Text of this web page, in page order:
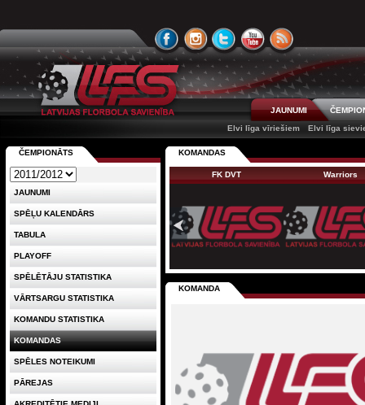
JAUNUMI
Elvi līga vīriešiem
Elvi līga
KOMANDAS
FK DVT Warriors
KOMANDA
ČEMPIONĀTS
JAUNUMI
SPĒĻU KALENDĀRS
TABULA
PLAYOFF
SPĒLĒTĀJU STATISTIKA
VĀRTSARGU STATISTIKA
KOMANDU STATISTIKA
KOMANDAS
SPĒLES NOTEIKUMI
PĀREJAS